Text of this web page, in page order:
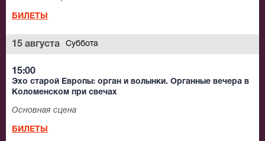
БИЛЕТЫ
15 августа Суббота
15:00
Эхо старой Европы: орган и волынки. Органные вечера в
Коломенском при свечах
Основная сцена
БИЛЕТЫ